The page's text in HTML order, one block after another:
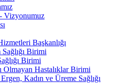
Vizyonumuz
Başkanlığı
Birimi
Birimi
Olmayan Hastalıklar Birimi
Kadın ve Üreme Sağlığı